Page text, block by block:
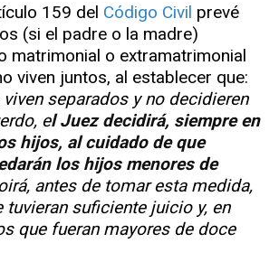
159 del Código Civil prevé
(si el padre o la madre)
matrimonial o extramatrimonial
viven juntos, al establecer que:
separados y no decidieren
el Juez decidirá, siempre en
hijos, al cuidado de que
los hijos menores de
antes de tomar esta medida,
tuvieran suficiente juicio y, en
que fueran mayores de doce